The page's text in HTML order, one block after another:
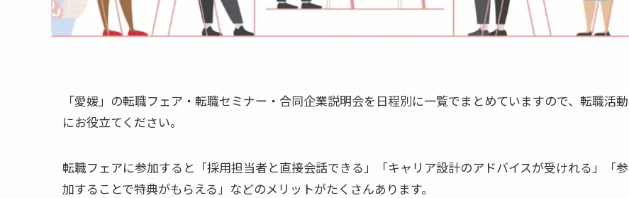
「愛媛」の転職フェア・転職セミナー・合同企業説明会を日程別に一覧でまとめていますので、転職活動
にお役立てください。
転職フェアに参加すると「採用担当者と直接会話できる」「キャリア設計のアドバイスが受けれる」「参
加することで特典がもらえる」などのメリットがたくさんあります。